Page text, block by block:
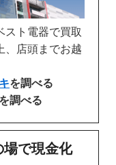
スト電器で買取
、店頭までお越
を調べる
を調べる
場で現金化